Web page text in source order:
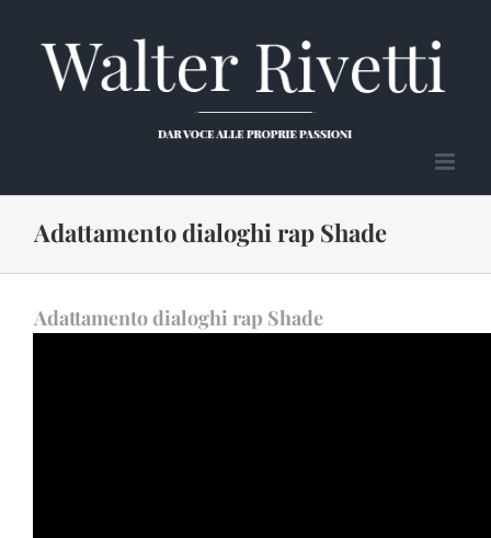
contenuto
Adattamento dialoghi rap Shade
Adattamento dialoghi rap Shade